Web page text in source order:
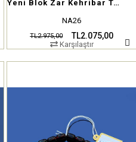
Yeni Blok Zar Kehribar Tesbih
NA26
TL2.075,00
TL2.975,00
Karşılaştır